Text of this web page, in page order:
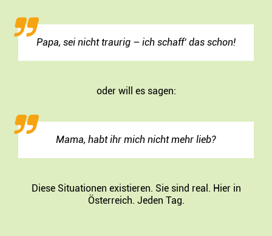
Papa, sei nicht traurig – ich schaff‘ das schon!
oder will es sagen:
Mama, habt ihr mich nicht mehr lieb?
Diese Situationen existieren. Sie sind real. Hier in
Österreich. Jeden Tag.